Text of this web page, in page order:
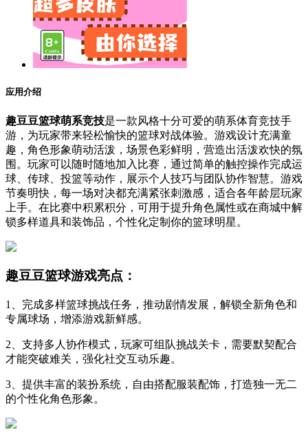
应用介绍
趣豆豆篮球萌系竞技是一款风格十分可爱的萌系体育竞技手
游，为玩家带来轻松愉快的篮球对战体验。游戏设计充满童
趣，角色形象萌动活泼，场景色彩鲜明，营造出活泼欢快的氛
围。玩家可以随时随地加入比赛，通过简单的触控操作完成运
球、传球、投篮等动作，展示个人技巧与团队协作智慧。游戏
节奏明快，每一场对决都充满紧张刺激感，适合各年龄层玩家
上手。在比赛中积累积分，可用于提升角色属性或在商城中解
锁多样道具和装饰品，个性化定制你的篮球明星。
趣豆豆篮球游戏亮点：
1、完成多样篮球挑战任务，推动剧情发展，解锁全新角色和
专属球场，增添游戏新鲜感。
2、支持多人协作模式，玩家可组队挑战关卡，需要默契配合
才能突破难关，强化社交互动乐趣。
3、提供丰富的装扮系统，自由搭配服装配饰，打造独一无二
的个性化角色形象。